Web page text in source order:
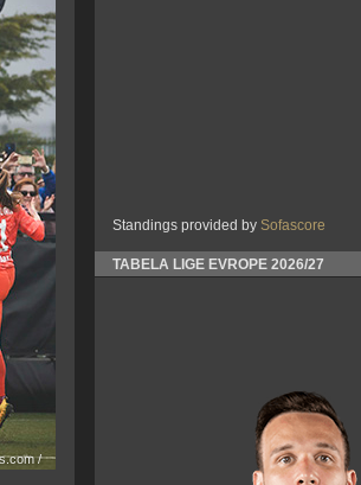
/
Standings provided by Sofascore
TABELA LIGE EVROPE 2026/27